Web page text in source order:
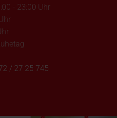
- 23:00 Uhr
/ 27 25 745